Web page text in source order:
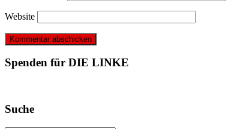
Website
Spenden für DIE LINKE
Suche